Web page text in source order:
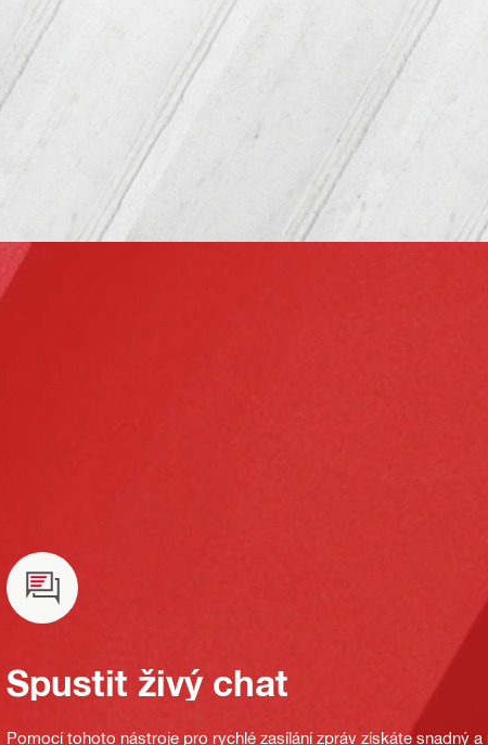
Spustit živý chat
Pomocí tohoto nástroje pro rychlé zasílání zpráv získáte snadný